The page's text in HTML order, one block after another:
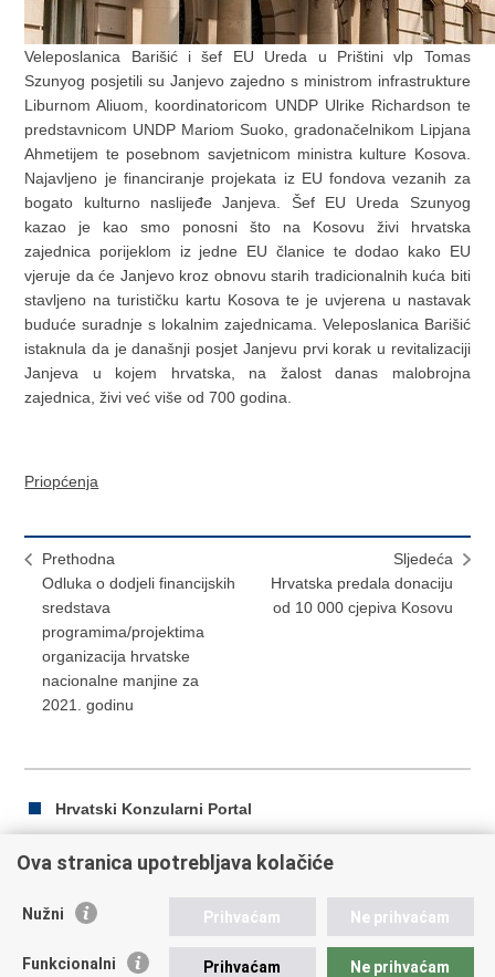
Veleposlanica Barišić i šef EU Ureda u Prištini vlp Tomas
Szunyog posjetili su Janjevo zajedno s ministrom infrastrukture
Liburnom Aliuom, koordinatoricom UNDP Ulrike Richardson te
predstavnicom UNDP Mariom Suoko, gradonačelnikom Lipjana
Ahmetijem te posebnom savjetnicom ministra kulture Kosova.
Najavljeno je financiranje projekata iz EU fondova vezanih za
bogato kulturno naslijeđe Janjeva. Šef EU Ureda Szunyog
kazao je kao smo ponosni što na Kosovu živi hrvatska
zajednica porijeklom iz jedne EU članice te dodao kako EU
vjeruje da će Janjevo kroz obnovu starih tradicionalnih kuća biti
stavljeno na turističku kartu Kosova te je uvjerena u nastavak
buduće suradnje s lokalnim zajednicama. Veleposlanica Barišić
istaknula da je današnji posjet Janjevu prvi korak u revitalizaciji
Janjeva u kojem hrvatska, na žalost danas malobrojna
zajednica, živi već više od 700 godina.
Priopćenja
Prethodna
Odluka o dodjeli financijskih
sredstava
programima/projektima
organizacija hrvatske
nacionalne manjine za
2021. godinu
Sljedeća
Hrvatska predala donaciju
od 10 000 cjepiva Kosovu
Hrvatski Konzularni Portal
Ispiši
Podijeli
Facebooku
Twitteru
Republika Hrvatska
Ova stranica upotrebljava kolačiće
Nužni Prihvaćam Ne prihvaćam
Funkcionalni Prihvaćam Ne prihvaćam